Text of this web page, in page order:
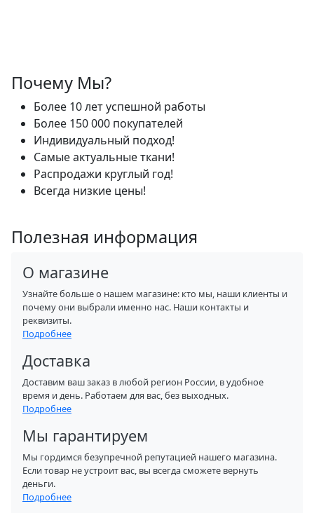
Почему Мы?
Более 10 лет успешной работы
Более 150 000 покупателей
Индивидуальный подход!
Самые актуальные ткани!
Распродажи круглый год!
Всегда низкие цены!
Полезная информация
О магазине
Узнайте больше о нашем магазине: кто мы, наши клиенты и
почему они выбрали именно нас. Наши контакты и
реквизиты.
Подробнее
Доставка
Доставим ваш заказ в любой регион России, в удобное
время и день. Работаем для вас, без выходных.
Подробнее
Мы гарантируем
Мы гордимся безупречной репутацией нашего магазина.
Если товар не устроит вас, вы всегда сможете вернуть
деньги.
Подробнее